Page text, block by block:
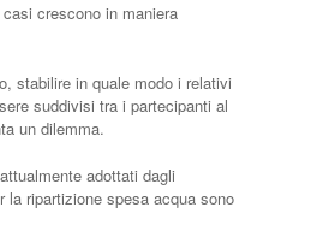
crescono in maniera
stabilire in quale modo i relativi
suddivisi tra i partecipanti al
un dilemma.
adottati dagli
la ripartizione spesa acqua sono